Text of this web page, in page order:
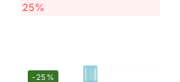
25%
-25%